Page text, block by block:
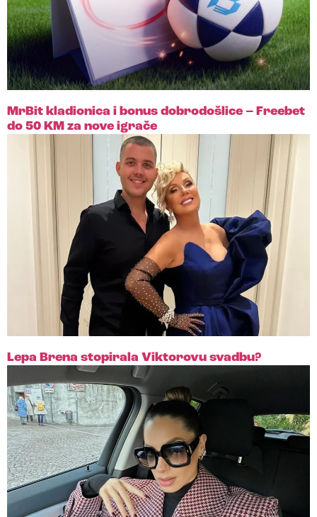
MrBit kladionica i bonus dobrodošlice – Freebet
do 50 KM za nove igrače
Lepa Brena stopirala Viktorovu svadbu?